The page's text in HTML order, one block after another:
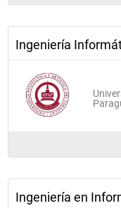
Herramientas de
Cuarto año
Ingeniería
Ingeniería en